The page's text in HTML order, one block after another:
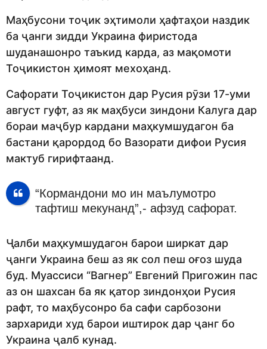
Маҳбусони тоҷик эҳтимоли ҳафтаҳои наздик
ба ҷанги зидди Украина фиристода
шуданашонро таъкид карда, аз мақомоти
Тоҷикистон ҳимоят мехоҳанд.
Сафорати Тоҷикистон дар Русия рӯзи 17-уми
август гуфт, аз як маҳбуси зиндони Калуга дар
бораи маҷбур кардани маҳкумшудагон ба
бастани қарордод бо Вазорати дифои Русия
мактуб гирифтаанд.
“Кормандони мо ин маълумотро
тафтиш мекунанд”,- афзуд сафорат.
Ҷалби маҳкумшудагон барои ширкат дар
ҷанги Украина беш аз як сол пеш оғоз шуда
буд. Муассиси “Вагнер” Евгений Пригожин пас
аз он шахсан ба як қатор зиндонҳои Русия
рафт, то маҳбусонро ба сафи сарбозони
зархариди худ барои иштирок дар ҷанг бо
Украина ҷалб кунад.